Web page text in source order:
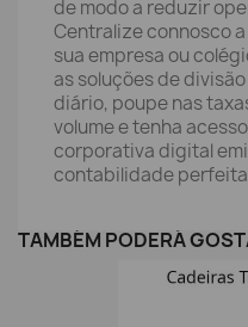
de modo a reduzir
Centralize connosco
sua empresa ou
as soluções de
diário, poupe nas
volume e tenha
corporativa digital
contabilidade
TAMBÉM PODERÁ